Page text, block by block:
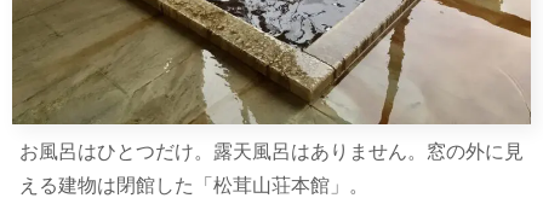
お風呂はひとつだけ。露天風呂はありません。窓の外に見
える建物は閉館した「松茸山荘本館」。